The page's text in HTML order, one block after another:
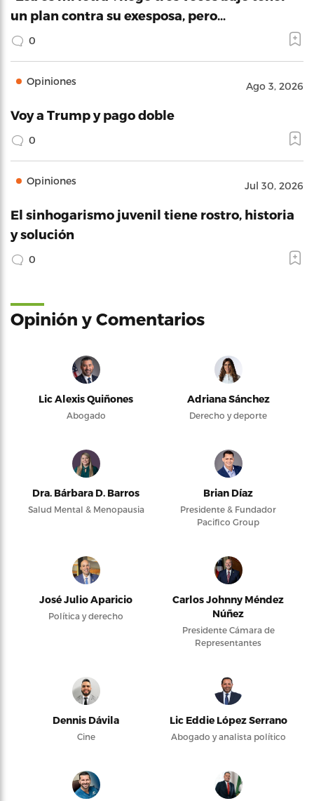
un plan contra su exesposa, pero…
0
Opiniones Ago 3, 2026
Voy a Trump y pago doble
0
Opiniones Jul 30, 2026
El sinhogarismo juvenil tiene rostro, historia
y solución
0
Opinión y Comentarios
Lic Alexis Quiñones
Abogado
Adriana Sánchez
Derecho y deporte
Dra. Bárbara D. Barros
Salud Mental & Menopausia
Brian Díaz
Presidente & Fundador
Pacifico Group
José Julio Aparicio
Política y derecho
Carlos Johnny Méndez
Núñez
Presidente Cámara de
Representantes
Dennis Dávila
Cine
Lic Eddie López Serrano
Abogado y analista político